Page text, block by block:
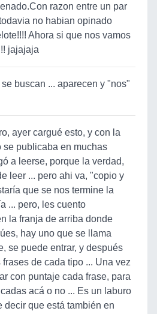
razon entre un par
no habian opinado
Ahora si que nos vamos
jajajaja
buscan ... aparecen y "nos"
ayer cargué esto, y con la
se publicaba en muchas
a leerse, porque la verdad,
leer ... pero ahi va, "copio y
que se nos termine la
... pero, les cuento
la franja de arriba donde
hay uno que se llama
se puede entrar, y después
de cada tipo ... Una vez
con puntaje cada frase, para
acá o no ... Es un laburo
decir que está también en